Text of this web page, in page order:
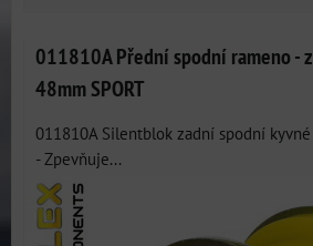
011810A Přední spodní rameno -
48mm SPORT
011810A Silentblok zadní spodní
- Zpevňuje...